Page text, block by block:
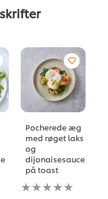
Pocherede æg
med røget laks
og
dijonaisesauce
på toast
Ingen
bedømmelser